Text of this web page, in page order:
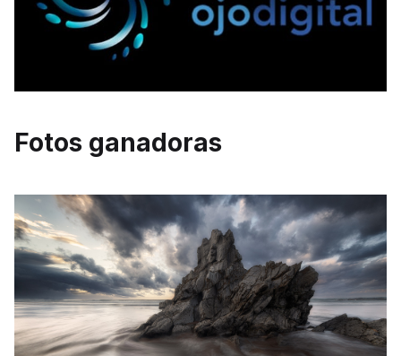
Fotos ganadoras